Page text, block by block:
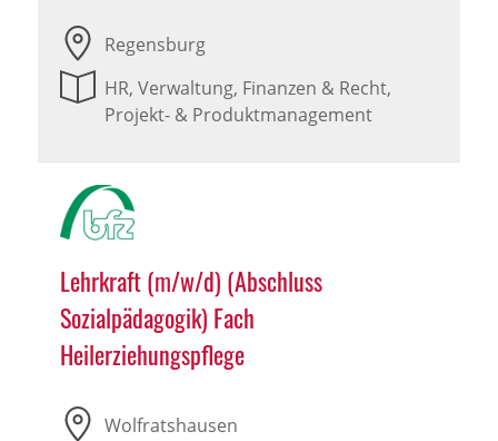
Regensburg
HR, Verwaltung, Finanzen & Recht,
Projekt- & Produktmanagement
Lehrkraft (m/w/d) (Abschluss
Sozialpädagogik) Fach
Heilerziehungspflege
Wolfratshausen